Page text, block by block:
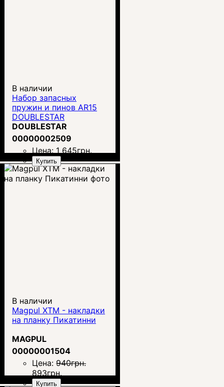
В наличии
Набор запасных
пружин и пинов AR15
DOUBLESTAR
DOUBLESTAR
00000002509
Цена: 1 645грн.
Купить
В наличии
Magpul XTM - накладки
на планку Пикатинни
MAGPUL
00000001504
Цена: 940грн.
893грн.
Купить